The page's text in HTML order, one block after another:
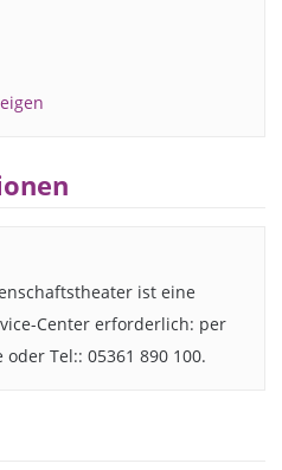
ist eine
Center erforderlich: per
Tel:: 05361 890 100.